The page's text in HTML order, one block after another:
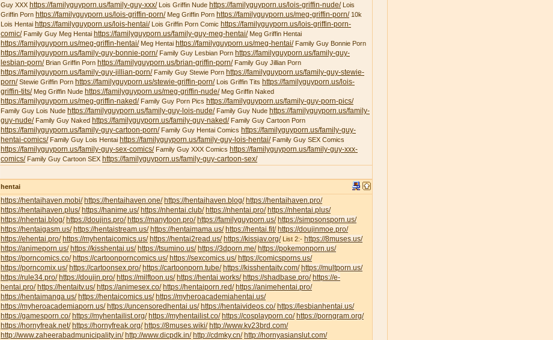
Guy XXX https://familyguyporn.us/family-guy-xxx/Lois Griffin Nude https://familyguyporn.us/lois-griffin-nude/Lois
Griffin Porn https://familyguyporn.us/lois-griffin-porn/Meg Griffin Porn https://familyguyporn.us/meg-griffin-porn/10k
Lois Hentai https://familyguyporn.us/lois-hentai/Lois Griffin Porn Comic https://familyguyporn.us/lois-griffin-porn-
comic/Family Guy Meg Hentai https://familyguyporn.us/family-guy-meg-hentai/Meg Griffin Hentai
https://familyguyporn.us/meg-griffin-hentai/Meg Hentai https://familyguyporn.us/meg-hentai/Family Guy Bonnie Porn
https://familyguyporn.us/family-guy-bonnie-porn/Family Guy Lesbian Porn https://familyguyporn.us/family-guy-
lesbian-porn/Brian Griffin Porn https://familyguyporn.us/brian-griffin-porn/Family Guy Jillian Porn
https://familyguyporn.us/family-guy-jillian-porn/Family Guy Stewie Porn https://familyguyporn.us/family-guy-stewie-
porn/Stewie Griffin Porn https://familyguyporn.us/stewie-griffin-porn/Lois Griffin Tits https://familyguyporn.us/lois-
griffin-tits/Meg Griffin Nude https://familyguyporn.us/meg-griffin-nude/Meg Griffin Naked
https://familyguyporn.us/meg-griffin-naked/Family Guy Porn Pics https://familyguyporn.us/family-guy-porn-pics/
Family Guy Lois Nude https://familyguyporn.us/family-guy-lois-nude/Family Guy Nude https://familyguyporn.us/family-
guy-nude/Family Guy Naked https://familyguyporn.us/family-guy-naked/Family Guy Cartoon Porn
https://familyguyporn.us/family-guy-cartoon-porn/Family Guy Hentai Comics https://familyguyporn.us/family-guy-
hentai-comics/Family Guy Lois Hentai https://familyguyporn.us/family-guy-lois-hentai/Family Guy SEX Comics
https://familyguyporn.us/family-guy-sex-comics/Family Guy XXX Comics https://familyguyporn.us/family-guy-xxx-
comics/Family Guy Cartoon SEX https://familyguyporn.us/family-guy-cartoon-sex/
hentai
https://hentaihaven.mobi/ https://hentaihaven.one/ https://hentaihaven.blog/ https://hentaihaven.pro/
https://hentaihaven.plus/ https://hanime.us/ https://nhentai.club/ https://nhentai.pro/ https://nhentai.plus/
https://nhentai.blog/ https://doujins.pro/ https://manytoon.pro/ https://familyguyporn.us/ https://simpsonsporn.us/
https://hentaigasm.us/ https://hentaistream.us/ https://hentaimama.us/ https://hentai.fit/ https://doujinmoe.pro/
https://ehentai.pro/ https://myhentaicomics.us/ https://hentai2read.us/ https://kissjav.org/List 2:- https://8muses.us/
https://animeporn.us/ https://kisshentai.us/ https://tsumino.us/ https://3dporn.me/ https://pokemonporn.us/
https://porncomics.co/ https://cartoonporncomics.us/ https://sexcomics.us/ https://comicsporns.us/
https://porncomix.us/ https://cartoonsex.pro/ https://cartoonporn.tube/ https://kisshentaitv.com/ https://multporn.us/
https://rule34.pro/ https://doujin.pro/ https://milftoon.us/ https://hentai.works/ https://shadbase.pro/ https://e-
hentai.pro/ https://hentaitv.us/ https://animesex.co/ https://hentaiporn.red/ https://animehentai.pro/
https://hentaimanga.us/ https://hentaicomics.us/ https://myheroacademiahentai.us/
https://myheroacademiaporn.us/ https://uncensoredhentai.us/ https://hentaivideos.co/ https://lesbianhentai.us/
https://gamesporn.co/ https://myhentailist.org/ https://myhentailist.co/ https://cosplayporn.co/ https://porngram.org/
https://hornyfreak.net/ https://hornyfreak.org/ https://8muses.wiki/ http://www.kv23brd.com/
http://www.zaheerabadmunicipality.in/ http://www.dicpdk.in/ http://cdmky.cn/ http://hornyasianslut.com/